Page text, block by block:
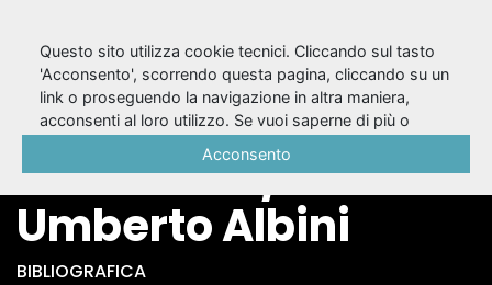
Reinventare
Aristofane /
Umberto Albini
BIBLIOGRAFICA
Questo sito utilizza cookie tecnici. Cliccando sul tasto
'Acconsento', scorrendo questa pagina, cliccando su un
link o proseguendo la navigazione in altra maniera,
acconsenti al loro utilizzo. Se vuoi saperne di più o
Acconsento